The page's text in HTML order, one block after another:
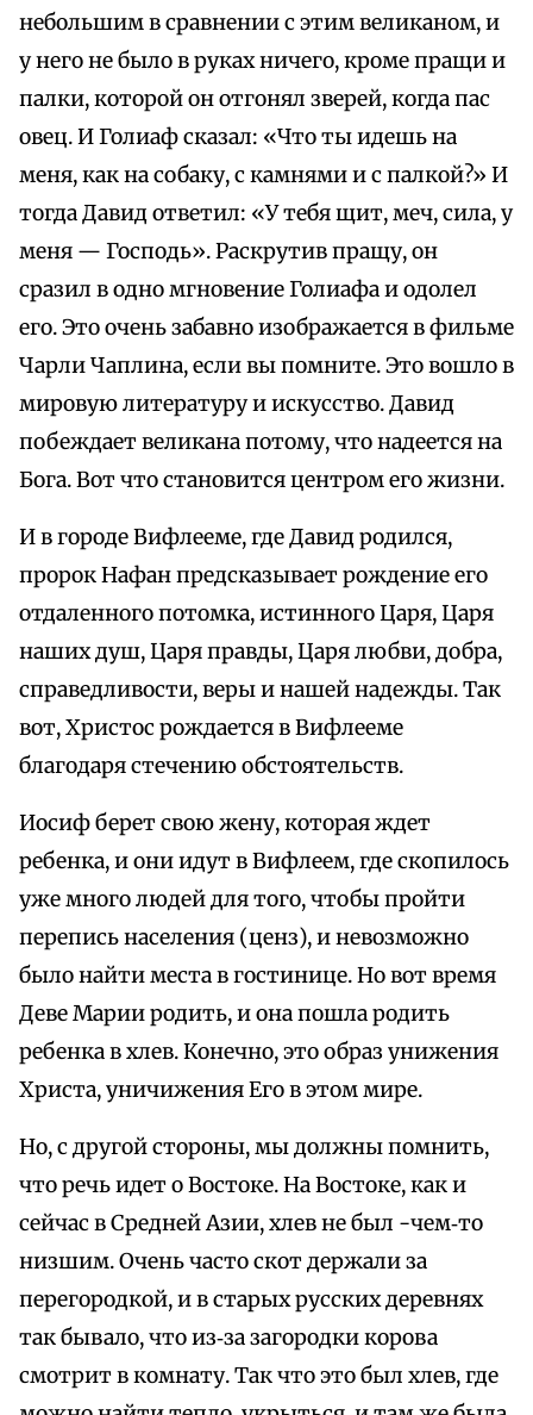
небольшим в сравнении с этим великаном, и
у него не было в руках ничего, кроме пращи и
палки, которой он отгонял зверей, когда пас
овец. И Голиаф сказал: «Что ты идешь на
меня, как на собаку, с камнями и с палкой?» И
тогда Давид ответил: «У тебя щит, меч, сила, у
меня — Господь». Раскрутив пращу, он
сразил в одно мгновение Голиафа и одолел
его. Это очень забавно изображается в фильме
Чарли Чаплина, если вы помните. Это вошло в
мировую литературу и искусство. Давид
побеждает великана потому, что надеется на
Бога. Вот что становится центром его жизни.
И в городе Вифлееме, где Давид родился,
пророк Нафан предсказывает рождение его
отдаленного потомка, истинного Царя, Царя
наших душ, Царя правды, Царя любви, добра,
справедливости, веры и нашей надежды. Так
вот, Христос рождается в Вифлееме
благодаря стечению обстоятельств.
Иосиф берет свою жену, которая ждет
ребенка, и они идут в Вифлеем, где скопилось
уже много людей для того, чтобы пройти
перепись населения (ценз), и невозможно
было найти места в гостинице. Но вот время
Деве Марии родить, и она пошла родить
ребенка в хлев. Конечно, это образ унижения
Христа, уничижения Его в этом мире.
Но, с другой стороны, мы должны помнить,
что речь идет о Востоке. На Востоке, как и
сейчас в Средней Азии, хлев не был -чем‑то
низшим. Очень часто скот держали за
перегородкой, и в старых русских деревнях
так бывало, что из‑за загородки корова
смотрит в комнату. Так что это был хлев, где